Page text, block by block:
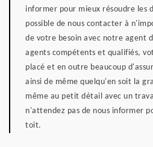
informer pour mieux résoudre les
possible de nous contacter à
de votre besoin avec notre agent
agents compétents et qualifiés,
placé et en outre beaucoup
ainsi de même quelqu'en soit la
même au petit détail avec un
n'attendez pas de nous informer
toit.